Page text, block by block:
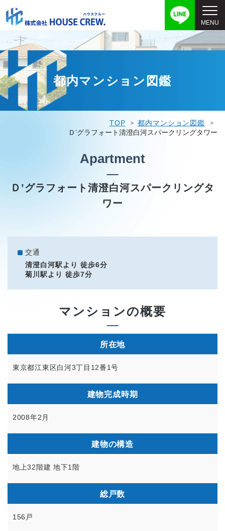
都内マンション図鑑
TOP
都内マンション図鑑
Ｄ’グラフォート清澄白河スパークリングタワー
Apartment
Ｄ’グラフォート清澄白河スパークリングタ
ワー
交通
清澄白河駅より 徒歩6分
菊川駅より 徒歩7分
マンションの概要
所在地
東京都江東区白河3丁目12番1号
建物完成時期
2008年2月
建物の構造
地上32階建 地下1階
総戸数
156戸